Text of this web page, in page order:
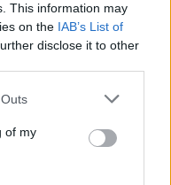
This information may
on the IAB’s List of
disclose it to other
of my